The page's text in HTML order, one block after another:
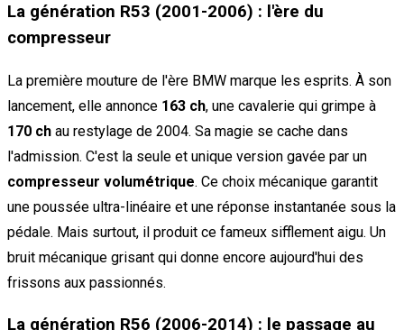
La génération R53 (2001-2006) : l'ère du
compresseur
La première mouture de l'ère BMW marque les esprits. À son
lancement, elle annonce 163 ch, une cavalerie qui grimpe à
170 ch au restylage de 2004. Sa magie se cache dans
l'admission. C'est la seule et unique version gavée par un
compresseur volumétrique. Ce choix mécanique garantit
une poussée ultra-linéaire et une réponse instantanée sous la
pédale. Mais surtout, il produit ce fameux sifflement aigu. Un
bruit mécanique grisant qui donne encore aujourd'hui des
frissons aux passionnés.
La génération R56 (2006-2014) : le passage au